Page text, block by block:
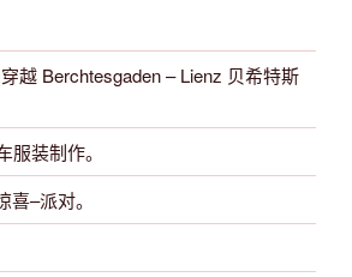
越 Berchtesgaden – Lienz 贝希特斯
服装制作。
–派对。